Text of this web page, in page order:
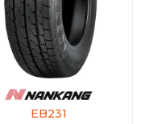
EB231